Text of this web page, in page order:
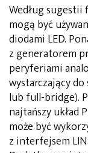
Według sugestii
mogą być
diodami LED.
z generatorem
peryferiami
wystarczający
lub full-bridge).
najtańszy układ
może być
z interfejsem